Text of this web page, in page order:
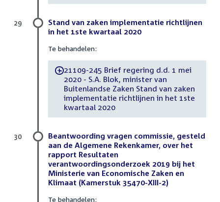
Stand van zaken implementatie richtlijnen
in het 1ste kwartaal 2020
Te behandelen:
-21109-245 Brief regering d.d. 1 mei
2020 - S.A. Blok, minister van
Buitenlandse Zaken Stand van zaken
implementatie richtlijnen in het 1ste
kwartaal 2020
29
Beantwoording vragen commissie, gesteld
aan de Algemene Rekenkamer, over het
rapport Resultaten
verantwoordingsonderzoek 2019 bij het
Ministerie van Economische Zaken en
Klimaat (Kamerstuk 35470-XIII-2)
Te behandelen:
30